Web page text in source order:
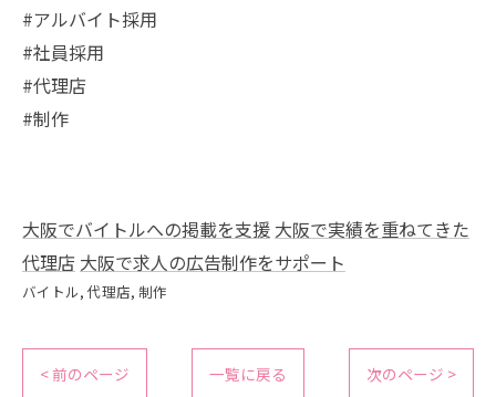
#アルバイト採用
#社員採用
#代理店
#制作
大阪でバイトルへの掲載を支援 大阪で実績を重ねてきた
代理店 大阪で求人の広告制作をサポート
バイトル 代理店 制作
< 前のページ 一覧に戻る 次のページ >